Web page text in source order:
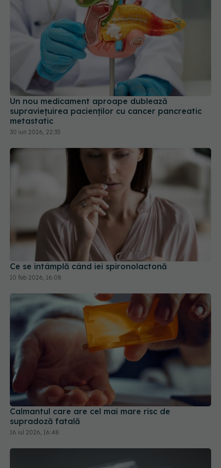
Un nou medicament aproape dublează
supraviețuirea pacienților cu cancer pancreatic
metastatic
30 iun 2026, 22:35
Ce se întâmplă când iei spironolactonă
10 feb 2026, 16:08
Calmantul care are cel mai mare risc de
supradoză fatală
16 iul 2026, 16:48